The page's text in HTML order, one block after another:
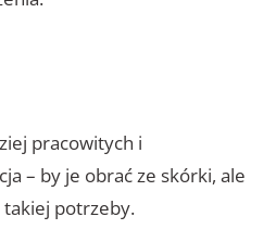
pracowitych i
– by je obrać ze skórki, ale
potrzeby.